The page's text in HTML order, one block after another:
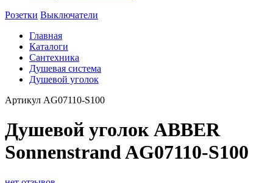
Розетки Выключатели
Главная
Каталоги
Сантехника
Душевая система
Душевой уголок
Артикул AG07110-S100
Душевой уголок ABBER
Sonnenstrand AG07110-S100